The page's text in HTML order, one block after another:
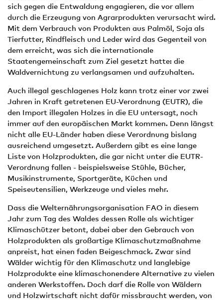
sich gegen die Entwaldung engagieren, die vor allem
durch die Erzeugung von Agrarprodukten verursacht wird.
Mit dem Verbrauch von Produkten aus Palmöl, Soja als
Tierfutter, Rindfleisch und Leder wird das Gegenteil von
dem erreicht, was sich die internationale
Staatengemeinschaft zum Ziel gesetzt hatte: die
Waldvernichtung zu verlangsamen und aufzuhalten.
Auch illegal geschlagenes Holz kann trotz einer vor zwei
Jahren in Kraft getretenen EU-Verordnung (EUTR), die
den Import illegalen Holzes in die EU untersagt, noch
immer auf den europäischen Markt kommen. Denn längst
nicht alle EU-Länder haben diese Verordnung bislang
ausreichend umgesetzt. Außerdem gibt es eine lange
Liste von Holzprodukten, die gar nicht unter die EUTR-
Verordnung fallen - beispielsweise Stühle, Bücher,
Musikinstrumente, Sportgeräte, Küchen und
Speiseutensilien, Werkzeuge und vieles mehr.
Dass die Welternährungsorganisation FAO in diesem
Jahr zum Tag des Waldes dessen Rolle als wichtiger
Klimaschützer betont, dabei aber den Gebrauch von
Holzprodukten als großartige Klimaschutzmaßnahme
anpreist, hat einen faden Beigeschmack. Zwar sind
Wälder wichtig für den Klimaschutz und langlebige
Holzprodukte eine klimaschonendere Alternative zu vielen
anderen Werkstoffen. Doch darf die Rolle von Wäldern
und Holzwirtschaft nicht dafür missbraucht werden, von